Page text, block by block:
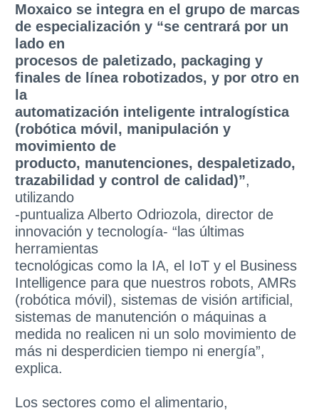
Moxaico se integra en el grupo de marcas
de especialización y “se centrará por un
lado en
procesos de paletizado, packaging y
finales de línea robotizados, y por otro en
la
automatización inteligente intralogística
(robótica móvil, manipulación y
movimiento de
producto, manutenciones, despaletizado,
trazabilidad y control de calidad)”,
utilizando
-puntualiza Alberto Odriozola, director de
innovación y tecnología- “las últimas
herramientas
tecnológicas como la IA, el IoT y el Business
Intelligence para que nuestros robots, AMRs
(robótica móvil), sistemas de visión artificial,
sistemas de manutención o máquinas a
medida no realicen ni un solo movimiento de
más ni desperdicien tiempo ni energía”,
explica.
Los sectores como el alimentario,